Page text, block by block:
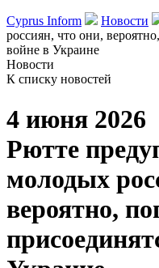
Cyprus Inform Новости
россиян, что они,
войне в Украине
Новости
К списку новостей
4 июня 2026
Рютте
молодых
вероятно,